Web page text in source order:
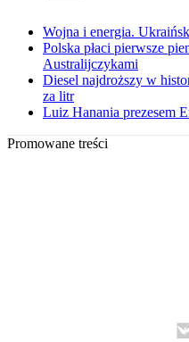
Wojna i energia.
Polska płaci pierwsze
Australijczykami
Diesel najdroższy w
za litr
Luiz Hanania prezesem
Promowane treści